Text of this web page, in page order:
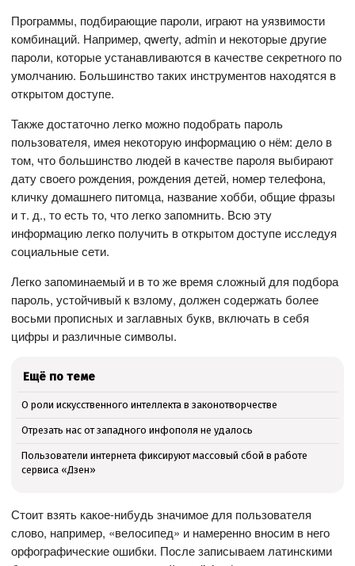
Программы, подбирающие пароли, играют на уязвимости
комбинаций. Например, qwerty, admin и некоторые другие
пароли, которые устанавливаются в качестве секретного по
умолчанию. Большинство таких инструментов находятся в
открытом доступе.
Также достаточно легко можно подобрать пароль
пользователя, имея некоторую информацию о нём: дело в
том, что большинство людей в качестве пароля выбирают
дату своего рождения, рождения детей, номер телефона,
кличку домашнего питомца, название хобби, общие фразы
и т. д., то есть то, что легко запомнить. Всю эту
информацию легко получить в открытом доступе исследуя
социальные сети.
Легко запоминаемый и в то же время сложный для подбора
пароль, устойчивый к взлому, должен содержать более
восьми прописных и заглавных букв, включать в себя
цифры и различные символы.
Ещё по теме
О роли искусственного интеллекта в законотворчестве
Отрезать нас от западного инфополя не удалось
Пользователи интернета фиксируют массовый сбой в работе
сервиса «Дзен»
Стоит взять какое-нибудь значимое для пользователя
слово, например, «велосипед» и намеренно вносим в него
орфографические ошибки. После записываем латинскими